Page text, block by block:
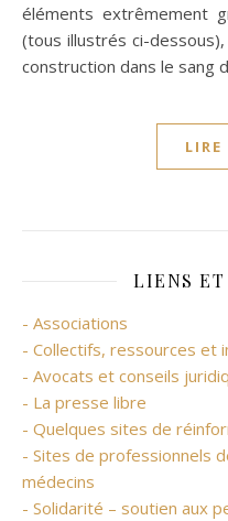
éléments extrêmement
(tous illustrés ci-
construction dans le sang
LIENS ET
- Associations
- Collectifs, ressources et
- Avocats et conseils
- La presse libre
- Quelques sites de
- Sites de professionnels
médecins
- Solidarité – soutien aux